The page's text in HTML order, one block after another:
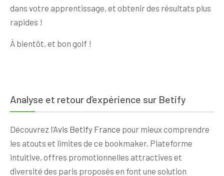
dans votre apprentissage, et obtenir des résultats plus
rapides !
À bientôt, et bon golf !
Analyse et retour d’expérience sur Betify
Découvrez l’Avis Betify France pour mieux comprendre
les atouts et limites de ce bookmaker. Plateforme
intuitive, offres promotionnelles attractives et
diversité des paris proposés en font une solution